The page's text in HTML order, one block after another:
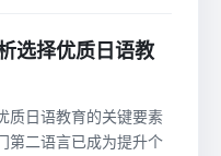
选择优质日语教
质日语教育的关键要素
第二语言已成为提升个